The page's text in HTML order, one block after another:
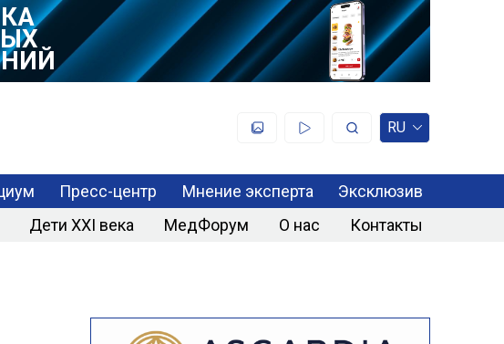
RU
Пресс-центр Мнение эксперта
Эксклюзив
Дети XXI века МедФорум О нас Контакты